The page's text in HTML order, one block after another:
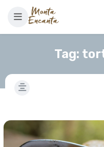
Tag: